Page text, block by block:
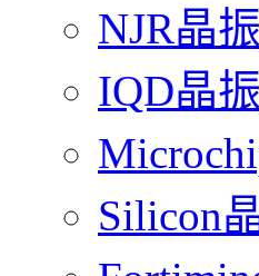
NJR晶振
IQD晶振
Silicon